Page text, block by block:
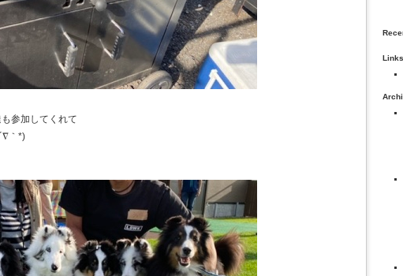
参加してくれて
｀*)
Links